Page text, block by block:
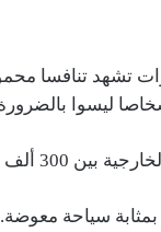
تنافسا
ليسوا بالضرورة
ألف أوقية قديمة.
سياحة